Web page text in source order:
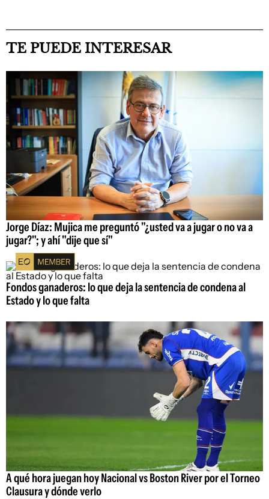
TE PUEDE INTERESAR
Jorge Díaz: Mujica me preguntó "¿usted va a jugar o no va a
jugar?"; y ahí "dije que sí"
Fondos ganaderos: lo que deja la sentencia de condena al
Estado y lo que falta
A qué hora juegan hoy Nacional vs Boston River por el Torneo
Clausura y dónde verlo